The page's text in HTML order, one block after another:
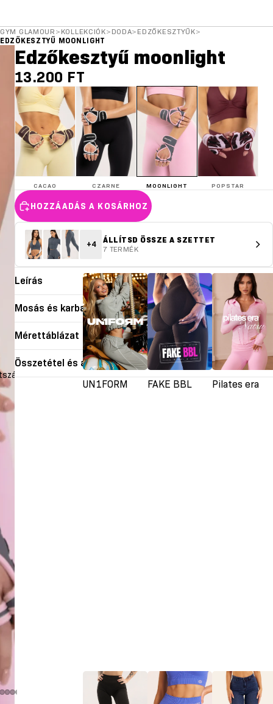
UN1FORM FAKE BBL Pilates era
GYM GLAMOUR > KOLLEKCIÓK> DODA> EDZŐKESZTYŰK>
EDZŐKESZTYŰ MOONLIGHT
Edzőkesztyű moonlight
13.200 FT
CACAO CZARNE MOONLIGHT POPSTAR
HOZZÁADÁS A KOSÁRHOZ
+4 ÁLLÍTSD ÖSSZE A SZETTET
7 TERMÉK
Leírás
Mosás és karbantartás
Mérettáblázat
Összetétel és anyagok